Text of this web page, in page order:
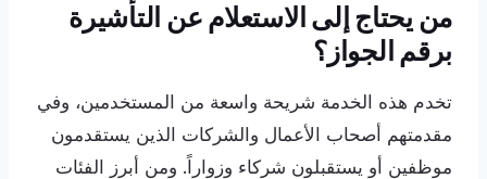
من يحتاج إلى الاستعلام عن التأشيرة
برقم الجواز؟
تخدم هذه الخدمة شريحة واسعة من المستخدمين، وفي
مقدمتهم أصحاب الأعمال والشركات الذين يستقدمون
موظفين أو يستقبلون شركاء وزواراً. ومن أبرز الفئات